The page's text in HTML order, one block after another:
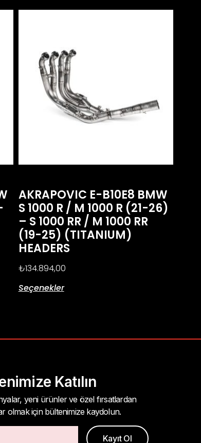
AKRAPOVIC E-B10E8 BMW
S 1000 R / M 1000 R (21-26)
– S 1000 RR / M 1000 RR
(19-25) (TITANIUM)
HEADERS
₺134.894,00
Seçenekler
Katılın
yeni ürünler ve özel fırsatlardan
olmak için bültenimize kaydolun.
Kayıt Ol